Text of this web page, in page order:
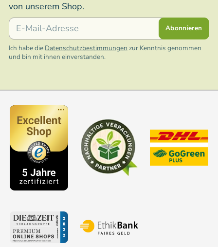
von unserem Shop.
E-Mail
Abonnieren
Ich habe die Datenschutzbestimmungen zur Kenntnis genommen
und bin mit ihnen einverstanden.